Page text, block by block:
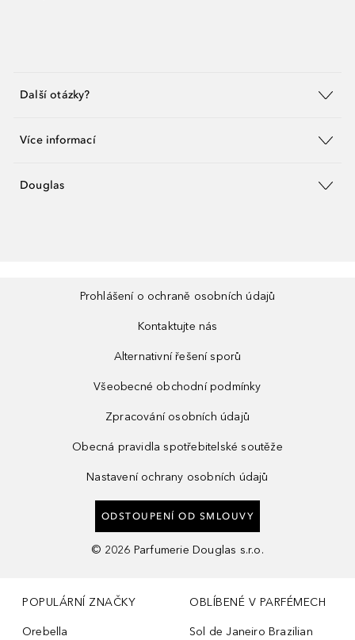
Další otázky?
Více informací
Douglas
Prohlášení o ochraně osobních údajů
Kontaktujte nás
Alternativní řešení sporů
Všeobecné obchodní podmínky
Zpracování osobních údajů
Obecná pravidla spotřebitelské soutěže
Nastavení ochrany osobních údajů
ODSTOUPENÍ OD SMLOUVY
© 2026 Parfumerie Douglas s.r.o.
POPULÁRNÍ ZNAČKY
Orebella
OBLÍBENÉ V PARFÉMECH
Sol de Janeiro Brazilian